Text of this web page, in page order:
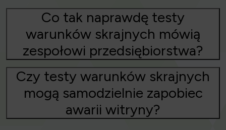
Co tak naprawdę testy
warunków skrajnych mówią
zespołowi przedsiębiorstwa?
Czy testy warunków skrajnych
mogą samodzielnie zapobiec
awarii witryny?